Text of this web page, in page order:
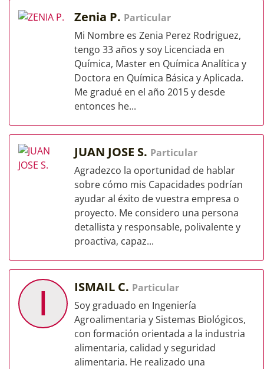
Zenia P. Particular
Mi Nombre es Zenia Perez Rodriguez,
tengo 33 años y soy Licenciada en
Química, Master en Química Analítica y
Doctora en Química Básica y Aplicada.
Me gradué en el año 2015 y desde
entonces he...
JUAN JOSE S. Particular
Agradezco la oportunidad de hablar
sobre cómo mis Capacidades podrían
ayudar al éxito de vuestra empresa o
proyecto. Me considero una persona
detallista y responsable, polivalente y
proactiva, capaz...
I ISMAIL C. Particular
Soy graduado en Ingeniería
Agroalimentaria y Sistemas Biológicos,
con formación orientada a la industria
alimentaria, calidad y seguridad
alimentaria. He realizado una